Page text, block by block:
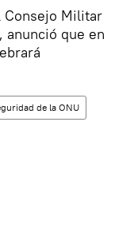
Consejo Militar
anunció que en
de la ONU